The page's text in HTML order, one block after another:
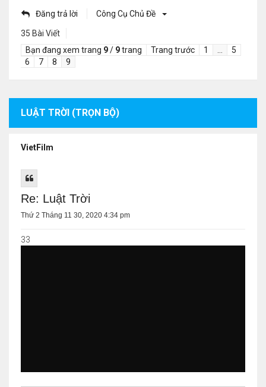
Đăng trả lời Công Cụ Chủ Đề
35 Bài Viết
Bạn đang xem trang 9/ 9trang Trang trước 1
5
6
7 8 9
LUẬT TRỜI (TRỌN BỘ)
VietFilm
Re: Luật Trời
Thứ 2 Tháng 11 30, 2020 4:34 pm
33